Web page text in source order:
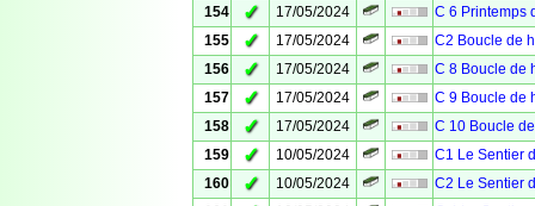
154
✓ 17/05/2024
C 6 Printemps
155
✓ 17/05/2024
C2 Boucle de
156
✓ 17/05/2024
C 8 Boucle de
157
✓ 17/05/2024
C 9 Boucle de
158
✓ 17/05/2024
C 10 Boucle
159
✓ 10/05/2024
C1 Le Sentier
160
✓ 10/05/2024
C2 Le Sentier